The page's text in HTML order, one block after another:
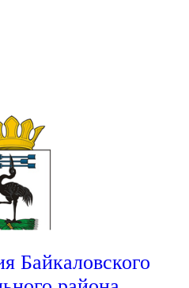
Байкаловского